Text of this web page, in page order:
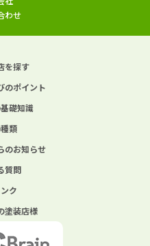
わせ
を探す
のポイント
礎知識
類
のお知らせ
質問
ク
塗装店様